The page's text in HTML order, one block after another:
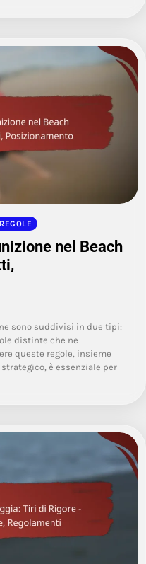
nel Beach
sono suddivisi in due tipi:
distinte che ne
queste regole, insieme
è essenziale per